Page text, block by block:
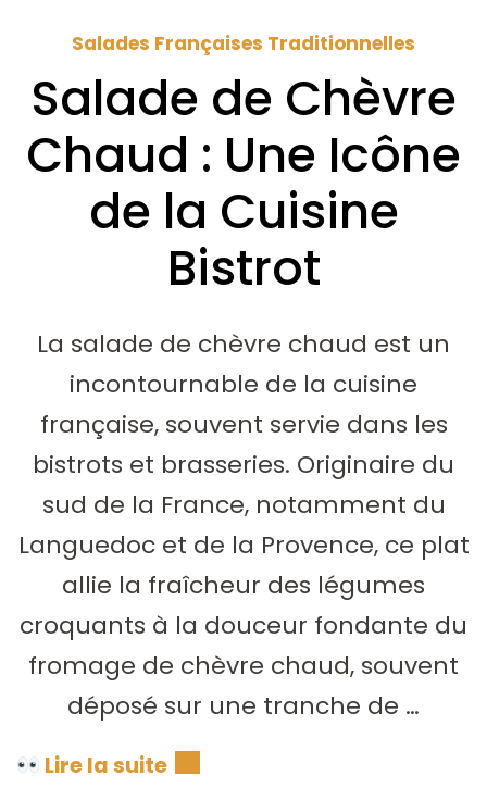
Salades Françaises Traditionnelles
Salade de Chèvre
Chaud : Une Icône
de la Cuisine
Bistrot
La salade de chèvre chaud est un
incontournable de la cuisine
française, souvent servie dans les
bistrots et brasseries. Originaire du
sud de la France, notamment du
Languedoc et de la Provence, ce plat
allie la fraîcheur des légumes
croquants à la douceur fondante du
fromage de chèvre chaud, souvent
déposé sur une tranche de …
Lire la suite